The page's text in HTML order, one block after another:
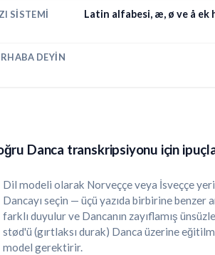
SISTEMI
Latin alfabesi, æ, ø ve å ek
DEYIN
Danca transkripsiyonu için
Dil modeli olarak Norveççe veya İsveççe
Dancayı seçin — üçü yazıda birbirine benzer
farklı duyulur ve Dancanın zayıflamış
stød'ü (gırtlaksı durak) Danca üzerine
model gerektirir.